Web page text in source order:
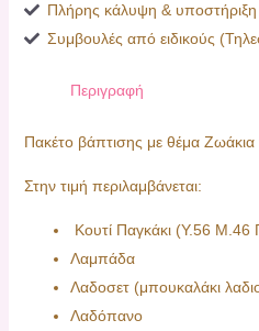
Πλήρης κάλυψη &
Συμβουλές από ειδικούς
Περιγραφή
Πακέτο βάπτισης με θέμα
Στην τιμή περιλαμβάνεται:
Κουτί Παγκάκι (Υ.56 Μ.46
Λαμπάδα
Λαδοσετ (μπουκαλάκι
Λαδόπανο